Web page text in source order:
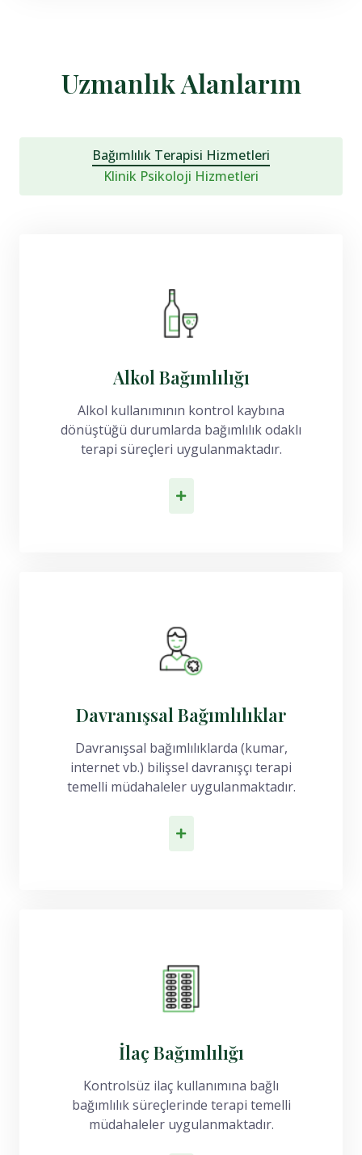
Uzmanlık Alanlarım
Bağımlılık Terapisi Hizmetleri
Klinik Psikoloji Hizmetleri
Alkol Bağımlılığı
Alkol kullanımının kontrol kaybına
dönüştüğü durumlarda bağımlılık odaklı
terapi süreçleri uygulanmaktadır.
Davranışsal Bağımlılıklar
Davranışsal bağımlılıklarda (kumar,
internet vb.) bilişsel davranışçı terapi
temelli müdahaleler uygulanmaktadır.
İlaç Bağımlılığı
Kontrolsüz ilaç kullanımına bağlı
bağımlılık süreçlerinde terapi temelli
müdahaleler uygulanmaktadır.